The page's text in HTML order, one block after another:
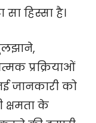
हिस्सा है।
प्रक्रियाओं
जानकारी को
के